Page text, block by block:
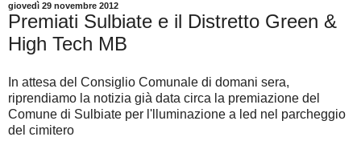
giovedì 29 novembre 2012
Premiati Sulbiate e il Distretto Green &
High Tech MB
In attesa del Consiglio Comunale di domani sera,
riprendiamo la notizia già data circa la premiazione del
Comune di Sulbiate per l'lluminazione a led nel parcheggio
del cimitero